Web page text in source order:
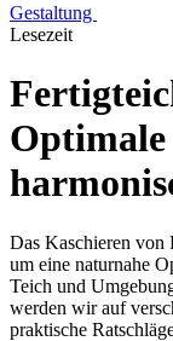
Gestaltung
Lesezeit
Optimale
Das Kaschieren von
um eine naturnahe
Teich und
werden wir auf
praktische